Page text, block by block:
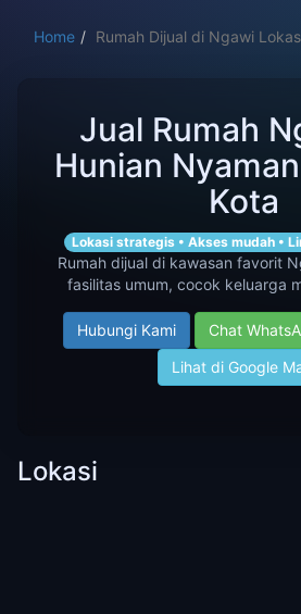
Home Rumah Dijual di Ngawi
Jual Rumah
Hunian
Kota
Lokasi strategis • Akses mudah •
Rumah dijual di kawasan favorit
fasilitas umum, cocok keluarga
Hubungi Kami Chat
Lihat di Google
Lokasi